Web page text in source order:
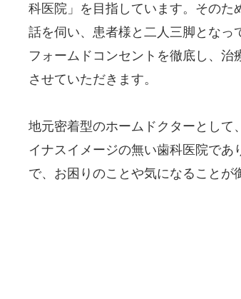
科医院」を目指しています。そのた
話を伺い、患者様と二人三脚となっ
フォームドコンセントを徹底し、治
させていただきます。
地元密着型のホームドクターとして
イナスイメージの無い歯科医院であ
で、お困りのことや気になることが